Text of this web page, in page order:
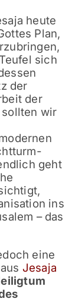
heute
Plan,
sich
der
der
sollten wir
geht
ins
– das
eine
Jesaja